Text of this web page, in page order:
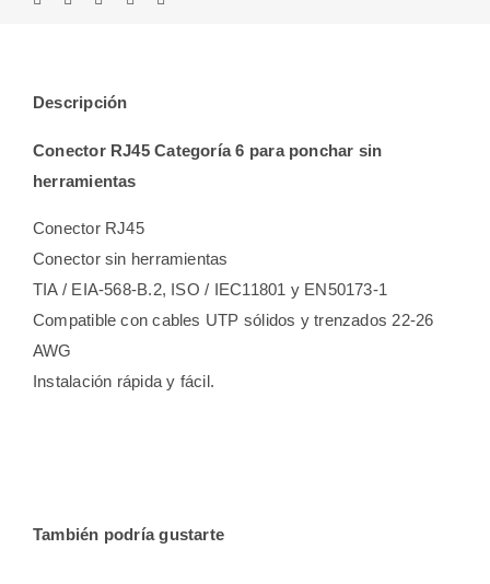
Descripción
Conector RJ45 Categoría 6 para ponchar sin
herramientas
Conector RJ45
Conector sin herramientas
TIA / EIA-568-B.2, ISO / IEC11801 y EN50173-1
Compatible con cables UTP sólidos y trenzados 22-26
AWG
Instalación rápida y fácil.
También podría gustarte